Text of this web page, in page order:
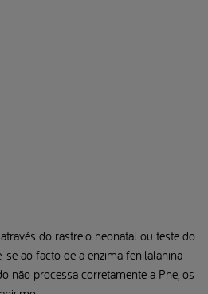
do rastreio neonatal ou teste do
ao facto de a enzima fenilalanina
não processa corretamente a Phe, os